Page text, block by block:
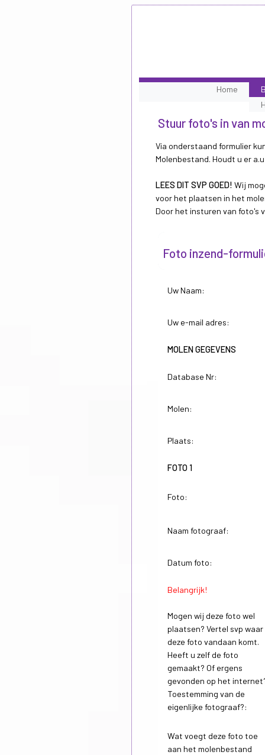
Home
Stuur foto's in van
Via onderstaand formulier
Molenbestand. Houdt u er
LEES DIT SVP GOED! Wij
voor het plaatsen in het
Door het insturen van foto's
Foto inzend-
Uw Naam:
Uw e-mail adres:
MOLEN GEGEVENS
Database Nr:
Molen:
Plaats:
FOTO 1
Foto:
Naam fotograaf:
Datum foto:
Belangrijk!
Mogen wij deze foto wel
plaatsen? Vertel svp waar
deze foto vandaan komt.
Heeft u zelf de foto
gemaakt? Of ergens
gevonden op het
Toestemming van de
eigenlijke fotograaf?:
Wat voegt deze foto toe
aan het molenbestand